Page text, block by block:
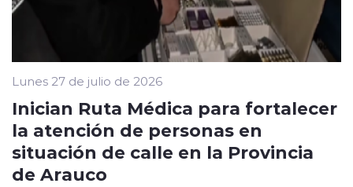
Lunes 27 de julio de 2026
Inician Ruta Médica para fortalecer
la atención de personas en
situación de calle en la Provincia
de Arauco